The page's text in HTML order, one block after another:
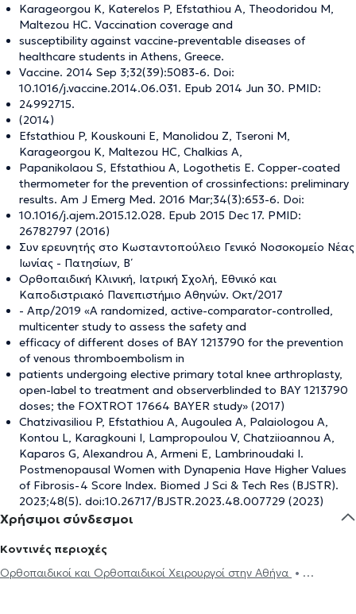
Karageorgou K, Katerelos P, Efstathiou A, Theodoridou M,
Maltezou HC. Vaccination coverage and
susceptibility against vaccine-preventable diseases of
healthcare students in Athens, Greece.
Vaccine. 2014 Sep 3;32(39):5083-6. Doi:
10.1016/j.vaccine.2014.06.031. Epub 2014 Jun 30. PMID:
24992715.
(2014)
Efstathiou P, Kouskouni E, Manolidou Z, Tseroni M,
Karageorgou K, Maltezou HC, Chalkias A,
Papanikolaou S, Efstathiou A, Logothetis E. Copper-coated
thermometer for the prevention of crossinfections: preliminary
results. Am J Emerg Med. 2016 Mar;34(3):653-6. Doi:
10.1016/j.ajem.2015.12.028. Epub 2015 Dec 17. PMID:
26782797 (2016)
Συν ερευνητής στο Κωσταντοπούλειο Γενικό Νοσοκομείο Νέας
Ιωνίας - Πατησίων, Β΄
Ορθοπαιδική Κλινική, Ιατρική Σχολή, Εθνικό και
Καποδιστριακό Πανεπιστήμιο Αθηνών. Οκτ/2017
- Απρ/2019 «A randomized, active-comparator-controlled,
multicenter study to assess the safety and
efficacy of different doses of BAY 1213790 for the prevention
of venous thromboembolism in
patients undergoing elective primary total knee arthroplasty,
open-label to treatment and observerblinded to BAY 1213790
doses; the FOXTROT 17664 BAYER study» (2017)
Chatzivasiliou P, Efstathiou A, Augoulea A, Palaiologou A,
Kontou L, Karagkouni I, Lampropoulou V, Chatziioannou A,
Kaparos G, Alexandrou A, Armeni E, Lambrinoudaki I.
Postmenopausal Women with Dynapenia Have Higher Values
of Fibrosis-4 Score Index. Biomed J Sci & Tech Res (BJSTR).
2023;48(5). doi:10.26717/BJSTR.2023.48.007729 (2023)
Χρήσιμοι σύνδεσμοι
Κοντινές περιοχές
Ορθοπαιδικοί και Ορθοπαιδικοί Χειρουργοί στην Αθήνα